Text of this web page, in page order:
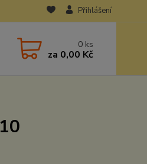
Přihlášení
0 ks
za 0,00 Kč